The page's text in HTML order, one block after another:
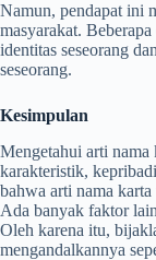
Namun, pendapat ini
masyarakat.
identitas seseorang
seseorang.
Kesimpulan
Mengetahui arti nama
karakteristik,
bahwa arti nama
Ada banyak faktor
Oleh karena itu,
mengandalkannya